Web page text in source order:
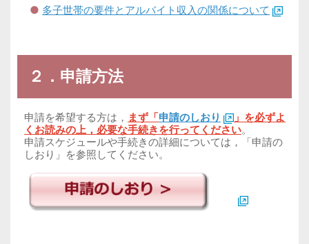
● 多子世帯の要件とアルバイト収入の関係について
２．申請方法
申請を希望する方は， まず「申請のしおり
」を必ずよ
くお読みの上 ，必要な手続きを行ってください。
申請スケジュールや手続きの詳細については，「申請の
しおり」を参照してください。